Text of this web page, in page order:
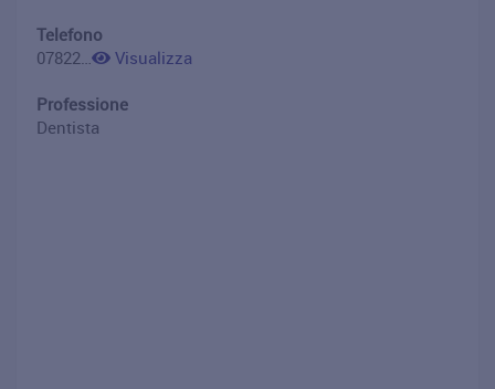
Telefono
0782208298
Visualizza
Professione
Dentista